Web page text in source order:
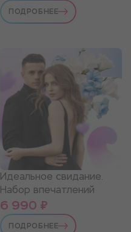
ПОДРОБНЕЕ
Идеальное свидание.
Набор впечатлений
6 990 ₽
ПОДРОБНЕЕ